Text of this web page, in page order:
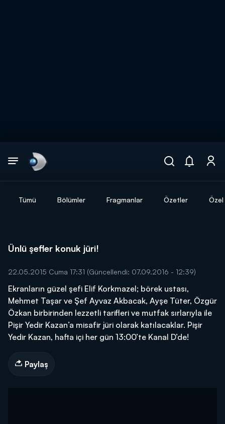
Tümü Bölümler Fragmanlar Özetler
Ünlü şefler konuk jüri!
22.05.2015 Cuma 17:31 (Güncellendi: 07.09.2016 - 12:39)
Ekranların güzel şefi Elif Korkmazel; börek ustası,
Mehmet Taşar ve Şef Ayvaz Akbacak, Ayşe Tüter, Özgür
Özkan birbirinden lezzetli tarifleri ve mutfak sırlarıyla ile
Pişir Yedir Kazan’a misafir jüri olarak katılacaklar. Pişir
Yedir Kazan, hafta içi her gün 13:00’te Kanal D’de!
Paylaş